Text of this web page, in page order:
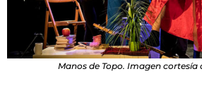
Manos de Topo. Imagen cortesía